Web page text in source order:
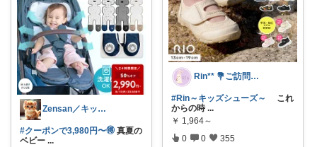
Zensan／キッズ☆ベビーROOM
#クーポンで3,980円〜🉐 真夏の
ベビー ...
Rin** 💐ご訪問感謝です💐
#Rin～キッズシューズ～
これ
からの時 ...
￥ 1,964～
0 0 355